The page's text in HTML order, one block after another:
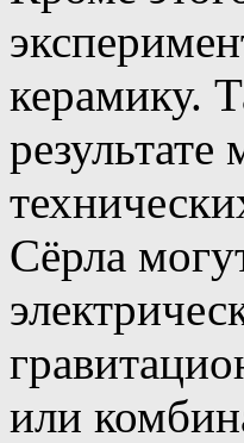
керамику.
Сёрла
или